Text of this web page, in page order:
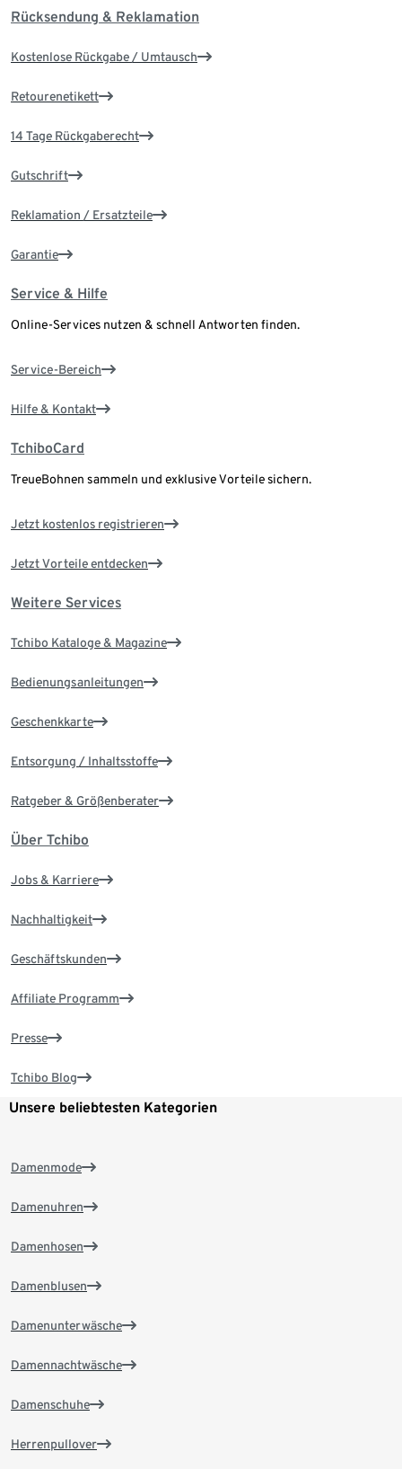
Rücksendung & Reklamation
Kostenlose Rückgabe / Umtausch
Retourenetikett
14 Tage Rückgaberecht
Gutschrift
Reklamation / Ersatzteile
Garantie
Service & Hilfe
Online-Services nutzen & schnell Antworten finden.
Service-Bereich
Hilfe & Kontakt
TchiboCard
TreueBohnen sammeln und exklusive Vorteile sichern.
Jetzt kostenlos registrieren
Jetzt Vorteile entdecken
Weitere Services
Tchibo Kataloge & Magazine
Bedienungsanleitungen
Geschenkkarte
Entsorgung / Inhaltsstoffe
Ratgeber & Größenberater
Über Tchibo
Jobs & Karriere
Nachhaltigkeit
Geschäftskunden
Affiliate Programm
Presse
Tchibo Blog
Unsere beliebtesten Kategorien
Damenmode
Damenuhren
Damenhosen
Damenblusen
Damenunterwäsche
Damennachtwäsche
Damenschuhe
Herrenpullover